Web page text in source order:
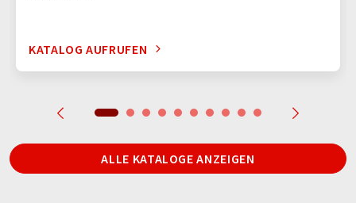
KATALOG AUFRUFEN
ALLE KATALOGE ANZEIGEN